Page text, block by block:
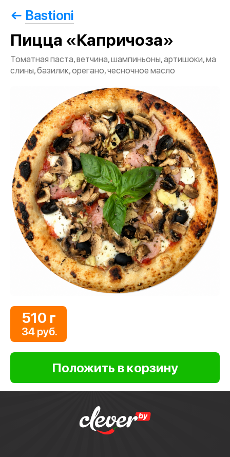
Bastioni
Пицца «Капричоза»
Томатная паста, ветчина, шампиньоны, артишоки, ма
слины, базилик, орегано, чесночное масло
510 г
34 руб.